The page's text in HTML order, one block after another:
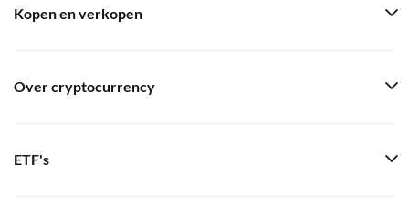
Kopen en verkopen
Over cryptocurrency
ETF's